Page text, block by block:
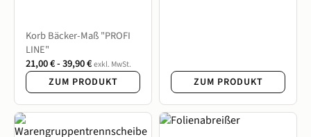
Korb Bäcker-Maß "PROFI
LINE"
21,00€-39,90€exkl. MwSt.
ZUM PRODUKT ZUM PRODUKT